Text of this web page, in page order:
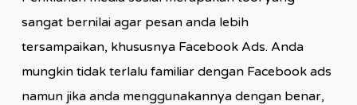
sangat bernilai agar pesan anda lebih
tersampaikan, khususnya Facebook Ads. Anda
mungkin tidak terlalu familiar dengan Facebook ads
namun jika anda menggunakannya dengan benar,